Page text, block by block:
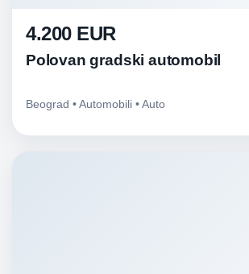
4.200 EUR
Polovan gradski automobil
Beograd • Automobili • Auto